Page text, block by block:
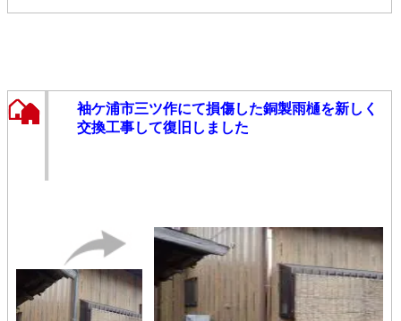
袖ケ浦市三ツ作にて損傷した銅製雨樋を新しく
交換工事して復旧しました